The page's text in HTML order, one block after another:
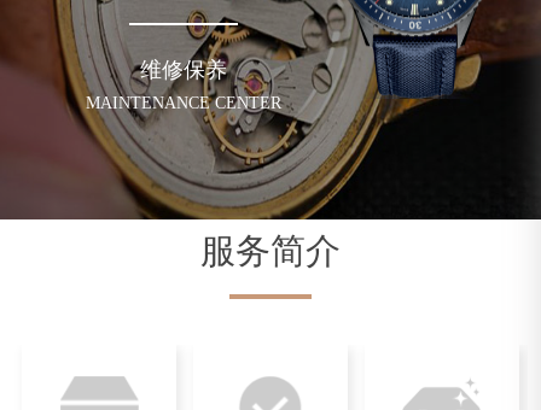
维修保养
MAINTENANCE CENTER
服务简介